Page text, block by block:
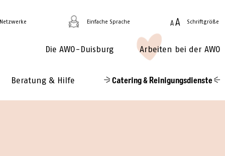
Einfache Sprache Schriftgröße
Die AWO-Duisburg Arbeiten bei der AWO
Beratung & Hilfe Catering & Reinigungsdienste